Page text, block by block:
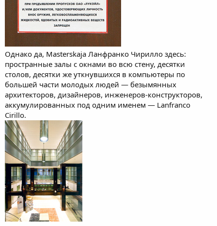
Однако да, Masterskaja Ланфранко Чирилло здесь:
пространные залы с окнами во всю стену, десятки
столов, десятки же уткнувшихся в компьютеры по
большей части молодых людей — безымянных
архитекторов, дизайнеров, инженеров-конструкторов,
аккумулированных под одним именем — Lanfranco
Cirillo.